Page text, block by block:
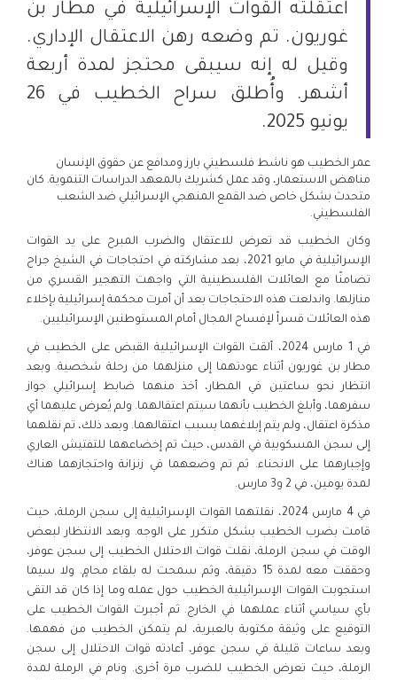
اعتقلته القوات الإسرائيلية في مطار بن
غوريون. تم وضعه رهن الاعتقال الإداري.
وقيل له إنه سيبقى محتجز لمدة أربعة
أشهر. وأُطلق سراح الخطيب في 26
يونيو 2025.
عمر الخطيب هو ناشط فلسطيني بارز ومدافع عن حقوق الإنسان
مناهض الاستعمار، وقد عمل كشريك بالمعهد الدراسات التنموية. كان
متحدث بشكل خاص ضد القمع المنهجي الإسرائيلي ضد الشعب
الفلسطيني.
وكان الخطيب قد تعرض للاعتقال والضرب المبرح على يد القوات
الإسرائيلية في مايو 2021، بعد مشاركته في احتجاجات في الشيخ جراح
تضامنًا مع العائلات الفلسطينية التي واجهت التهجير القسري من
منازلها. واندلعت هذه الاحتجاجات بعد أن أمرت محكمة إسرائيلية بإخلاء
هذه العائلات قسراً لإفساح المجال أمام المستوطنين الإسرائيليين.
في 1 مارس 2024، ألقت القوات الإسرائيلية القبض على الخطيب في
مطار بن غوريون أثناء عودتهما إلى منزلهما من رحلة شخصية. وبعد
انتظار نحو ساعتين في المطار، أخذ منهما ضابط إسرائيلي جواز
سفرهما، وأبلغ الخطيب بأنهما سيتم اعتقالهما. ولم يُعرض عليهما أي
مذكرة اعتقال، ولم يتم إبلاغهما بسبب اعتقالهما. وبعد ذلك، تم نقلهما
إلى سجن المسكوبية في القدس، حيث تم إخضاعهما للتفتيش العاري
وإجبارهما على الانحناء. ثم تم وضعهما في زنزانة واحتجازهما هناك
لمدة يومين، في 2 و3 مارس.
في 4 مارس 2024، نقلتهما القوات الإسرائيلية إلى سجن الرملة، حيث
قامت بضرب الخطيب بشكل متكرر على الوجه. وبعد الانتظار لبعض
الوقت في سجن الرملة، نقلت قوات الاحتلال الخطيب إلى سجن عوفر،
وحققت معه لمدة 15 دقيقة، وثم سمحت له بلقاء محامٍ. ولا سيما
استجوبت القوات الإسرائيلية الخطيب حول عمله وما إذا كان قد التقى
بأي سياسي أثناء عملهما في الخارج. ثم أجبرت القوات الخطيب على
التوقيع على وثيقة مكتوبة بالعبرية، لم يتمكن الخطيب من فهمها.
وبعد ساعات قليلة في سجن عوفر، أعادته قوات الاحتلال إلى سجن
الرملة، حيث تعرض الخطيب للضرب مرة أخرى. ونام في الرملة لمدة